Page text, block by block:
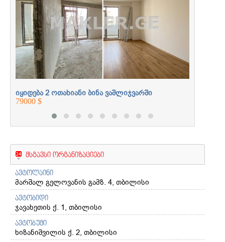
ერთად
იყიდება 2 ოთახიანი ბინა ვაშლიჯვარში
79000 $
მსგავსი ორგანიზაციები
ავტოლაინი
მარშალ გელოვანის გამზ. 4, თბილისი
ავტობიდი
ჯავახეთის ქ. 1, თბილისი
ავტობუმი
ხიზანიშვილის ქ. 2, თბილისი